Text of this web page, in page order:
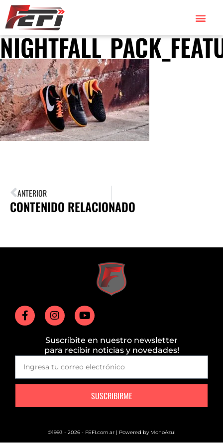
ANTERIOR
CONTENIDO RELACIONADO
Suscribite en nuestro newsletter
para recibir noticias y novedades!
SUSCRIBIRME
©1993 - 2026 - FEFI.com.ar | Powered by MonoAzul